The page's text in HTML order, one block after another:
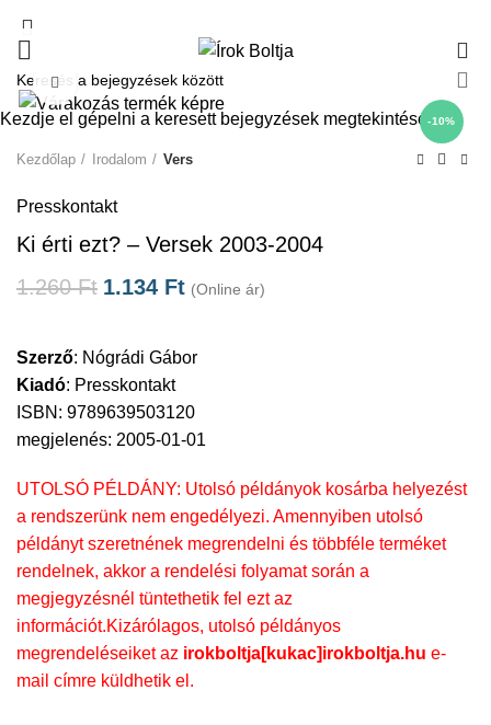
-10%
Click to enlarge
Kezdőlap Irodalom Vers
Presskontakt
Ki érti ezt? – Versek 2003-2004
1.260Ft 1.134 Ft (Online ár)
Szerző: Nógrádi Gábor
Kiadó: Presskontakt
ISBN: 9789639503120
megjelenés: 2005-01-01
UTOLSÓ PÉLDÁNY: Utolsó példányok kosárba helyezést
a rendszerünk nem engedélyezi. Amennyiben utolsó
példányt szeretnének megrendelni és többféle terméket
rendelnek, akkor a rendelési folyamat során a
megjegyzésnél tüntethetik fel ezt az
információt.Kizárólagos, utolsó példányos
megrendeléseiket az irokboltja[kukac]irokboltja.hu e-
mail címre küldhetik el.
Kezdje el gépelni a keresett bejegyzések megtekintéséhez.